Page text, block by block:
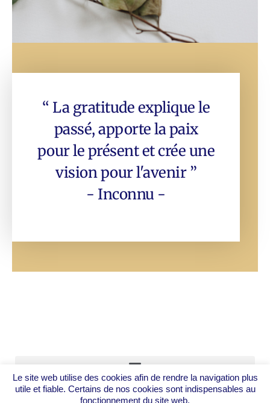
“ La gratitude explique le
passé, apporte la paix
pour le présent et crée une
vision pour l'avenir ”
- Inconnu -
Mentions légales
Le site web utilise des cookies afin de rendre la navigation plus
utile et fiable. Certains de nos cookies sont indispensables au
fonctionnement du site web.